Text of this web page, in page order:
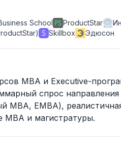
School ProductStar
Skillbox Эдюсон
MBA и Executive-
спрос
MBA, EMBA),
MBA и магистратуры.